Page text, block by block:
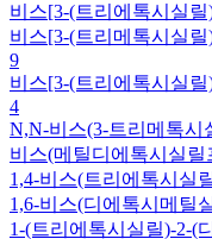
비스[3-(트리에톡시실릴
비스[3-(트리메톡시실
9
비스[3-(트리에톡시실
4
N,N-비스(3-트리메톡시
비스(메틸디에톡시실릴
1,4-비스(트리에톡시실
1,6-비스(디에톡시메틸
1-(트리에톡시실릴)-2-(